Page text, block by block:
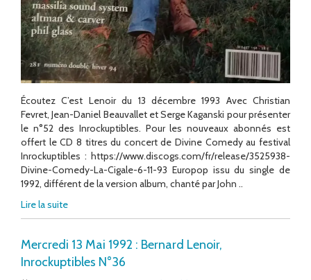
Écoutez C’est Lenoir du 13 décembre 1993 Avec Christian
Fevret, Jean-Daniel Beauvallet et Serge Kaganski pour présenter
le n°52 des Inrockuptibles. Pour les nouveaux abonnés est
offert le CD 8 titres du concert de Divine Comedy au festival
Inrockuptibles : https://www.discogs.com/fr/release/3525938-
Divine-Comedy-La-Cigale-6-11-93 Europop issu du single de
1992, différent de la version album, chanté par John ..
Lire la suite
Mercredi 13 Mai 1992 : Bernard Lenoir,
Inrockuptibles N°36